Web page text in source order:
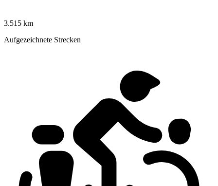
3.515 km
Aufgezeichnete Strecken